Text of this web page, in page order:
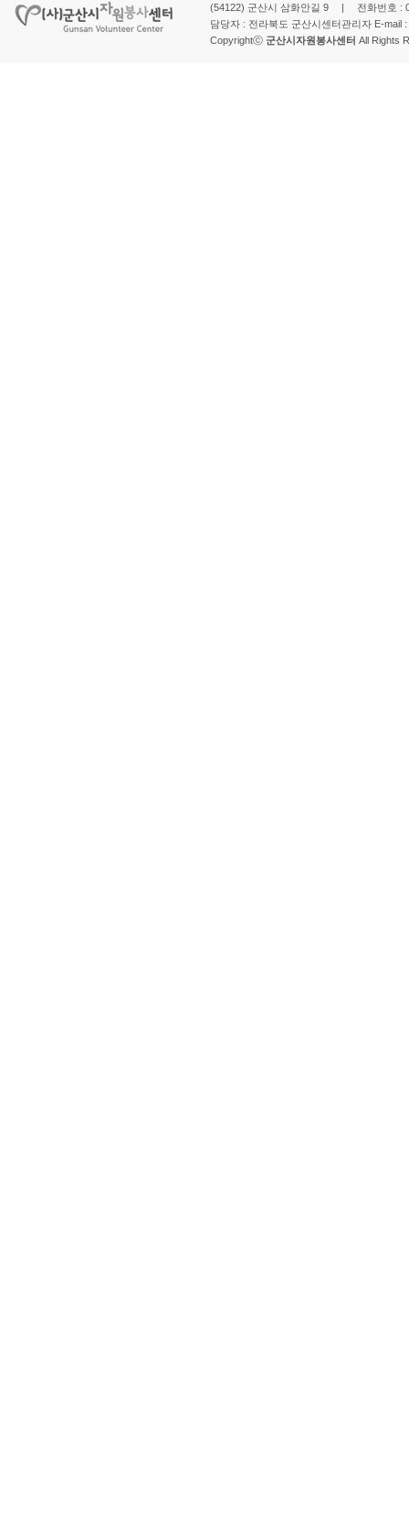
(54122) 군산시 삼화안길 9 | 전화번호 :
담당자 : 전라북도 군산시센터관리자 E-mail :
Copyrightⓒ 군산시자원봉사센터 All Rights